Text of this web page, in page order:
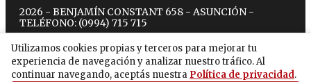
Utilizamos cookies propias y terceros para mejorar tu
experiencia de navegación y analizar nuestro tráfico. Al
continuar navegando, aceptás nuestra Política de privacidad.
2026 - BENJAMÍN CONSTANT 658 - ASUNCIÓN -
TELÉFONO: (0994) 715 715
twitterinstagram
facebook
tiktokyoutubespotify